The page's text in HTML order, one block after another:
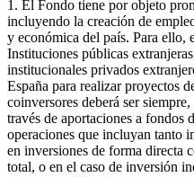
1. El Fondo tiene por objeto
incluyendo la creación de
y económica del país. Para ello,
Instituciones públicas
institucionales privados
España para realizar proyectos
coinversores deberá ser
través de aportaciones a fondos
operaciones que incluyan tanto
en inversiones de forma directa
total, o en el caso de inversión